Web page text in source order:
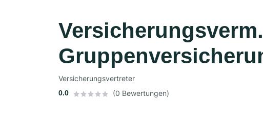
Versicherungsvertreter
0.0 (0 Bewertungen)